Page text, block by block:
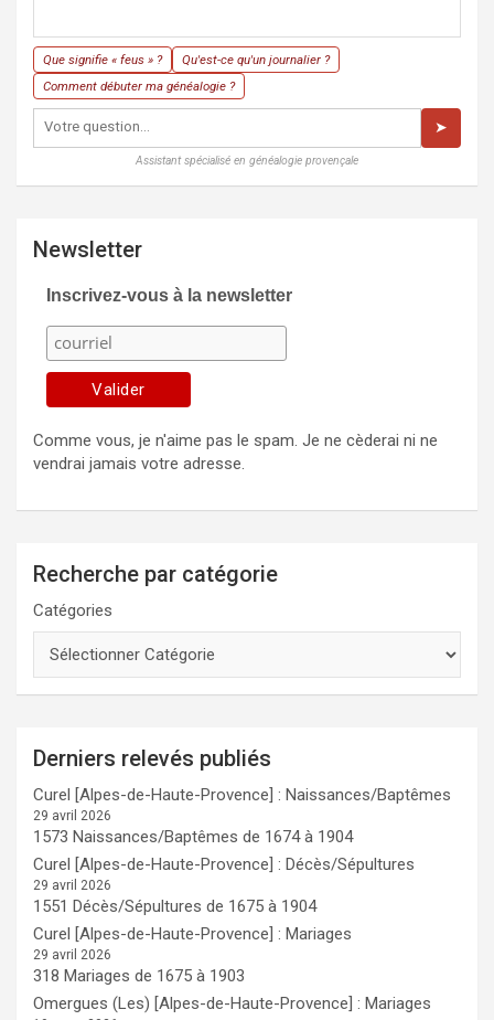
Que signifie « feus » ?
Qu'est-ce qu'un journalier ?
Comment débuter ma généalogie ?
➤
Assistant spécialisé en généalogie provençale
Newsletter
Inscrivez-vous à la newsletter
Comme vous, je n'aime pas le spam. Je ne cèderai ni ne
vendrai jamais votre adresse.
Recherche par catégorie
Catégories
Derniers relevés publiés
Curel [Alpes-de-Haute-Provence] : Naissances/Baptêmes
29 avril 2026
1573 Naissances/Baptêmes de 1674 à 1904
Curel [Alpes-de-Haute-Provence] : Décès/Sépultures
29 avril 2026
1551 Décès/Sépultures de 1675 à 1904
Curel [Alpes-de-Haute-Provence] : Mariages
29 avril 2026
318 Mariages de 1675 à 1903
Omergues (Les) [Alpes-de-Haute-Provence] : Mariages